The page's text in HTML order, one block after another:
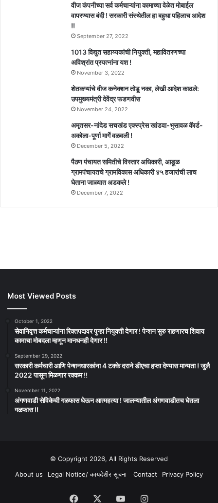
वीज कंपनीच्या सर्व कर्मचाऱ्यांना कामाच्या वेळेत मोबाईल
वापरण्यास बंदी ! सरकारी संस्थेतील हा बहुधा पहिलाच आदेश
!!
September 27, 2022
1013 विद्युत सहाय्यकांची नियुक्ती, महावितरणच्या
अविश्रांत प्रयत्नांना यश !
November 3, 2022
शेतकऱ्यांचे वीज कनेक्शन तोडू नका, लेखी आदेश काढले:
उपमुख्यमंत्री देवेंद्र फडणवीस
November 24, 2022
अमृतसर-नांदेड सचखंड एक्स्प्रेस खांडवा-भुसावळ कॅार्ड-
अकोला-पूर्णा मार्गे वळवली !
December 5, 2022
पैठण पंचायत समितीचे विस्तार अधिकारी, आडूळ
ग्रामपंचायतचे ग्रामविकास अधिकारी ४५ हजारांची लाच
घेताना जाळ्यात अडकले !
December 7, 2022
Most Viewed Posts
October 1, 2022
सेवानिवृत्त कर्मचाऱ्यांना रिक्तपदावर पुन्हा नियुक्ती देणार ! पेन्शन सुरु राहणारच शिवाय
कामाचा मोबदला म्हणून मानधनही देणार !!
September 29, 2022
सरकारी कर्मचारी आणि पेन्शनधारकांना 4 टक्के दराने डीएचा हप्ता देण्यास मान्यता ! जुलै
2022 पासून मिळणार रक्कम !!
November 11, 2022
अंगणवाडी सेविकेची गळफास घेऊन आत्महत्या ! जालन्यातील अंगणवाडीतच घेतला
गळफास !!
© Copyright 2026, All Rights Reserved
About us
Legal Notice/ कायदेशीर सूचना Contact Privacy Policy
Facebook YouTubeInstagram